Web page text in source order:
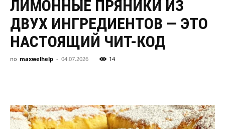
ЛИМОННЫЕ ПРЯНИКИ ИЗ
ДВУХ ИНГРЕДИЕНТОВ — ЭТО
НАСТОЯЩИЙ ЧИТ-КОД
по maxwelhelp - 04.07.2026 14